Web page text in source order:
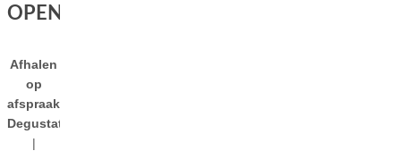
OPENINGSUREN
Afhalen
op
afspraak
Degustaties
|